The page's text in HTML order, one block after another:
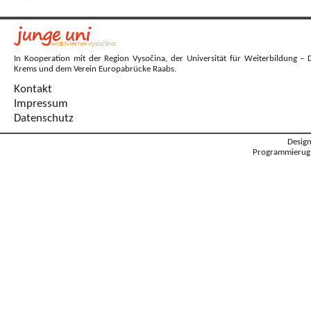
In Kooperation mit der Region Vysočina, der Universität für Weiterbildung –
Krems und dem Verein Europabrücke Raabs.
Kontakt
Impressum
Datenschutz